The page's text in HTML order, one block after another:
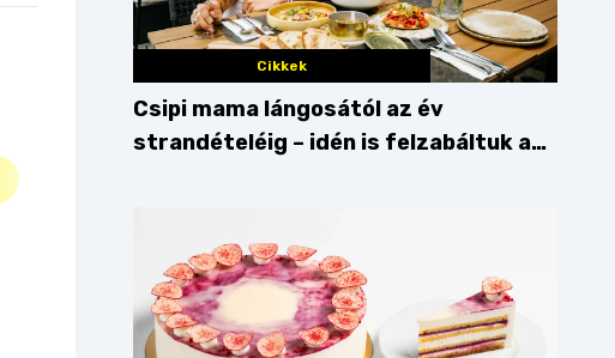
Cikkek
Csipi mama lángosától az év
strandételéig – idén is felzabáltuk a